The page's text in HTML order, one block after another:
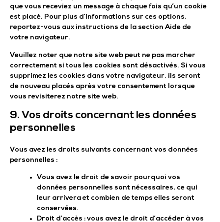
que vous receviez un message à chaque fois qu’un cookie
est placé. Pour plus d’informations sur ces options,
reportez-vous aux instructions de la section Aide de
votre navigateur.
Veuillez noter que notre site web peut ne pas marcher
correctement si tous les cookies sont désactivés. Si vous
supprimez les cookies dans votre navigateur, ils seront
de nouveau placés après votre consentement lorsque
vous revisiterez notre site web.
9. Vos droits concernant les données
personnelles
Vous avez les droits suivants concernant vos données
personnelles :
Vous avez le droit de savoir pourquoi vos
données personnelles sont nécessaires, ce qui
leur arrivera et combien de temps elles seront
conservées.
Droit d’accès : vous avez le droit d’accéder à vos